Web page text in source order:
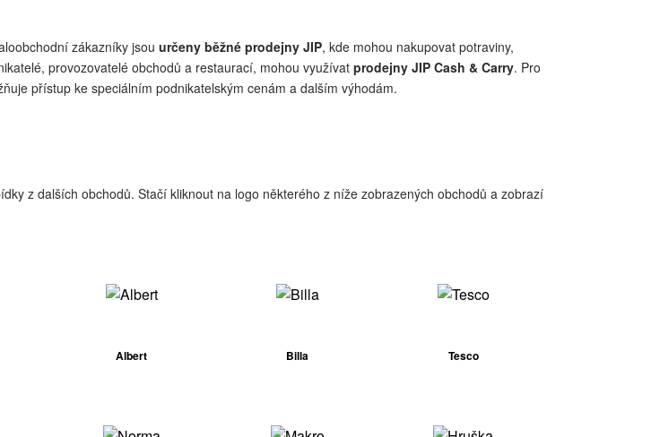
zákazníky jsou určeny běžné prodejny JIP, kde mohou nakupovat potraviny,
provozovatelé obchodů a restaurací, mohou využívat prodejny JIP Cash & Carry. Pro
přístup ke speciálním podnikatelským cenám a dalším výhodám.
z dalších obchodů. Stačí kliknout na logo některého z níže zobrazených obchodů a zobrazí
Albert Billa Tesco